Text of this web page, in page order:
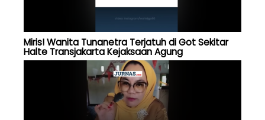
Miris! Wanita Tunanetra Terjatuh di Got Sekitar
Halte Transjakarta Kejaksaan Agung